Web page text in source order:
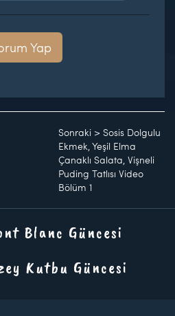
Yap
Sonraki >Sosis Dolgulu
Ekmek, Yeşil Elma
Çanaklı Salata, Vişneli
Puding Tatlısı Video
Bölüm 1
Blanc Güncesi
Kutbu Güncesi